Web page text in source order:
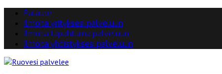
Palaute
Ilmoita yrityksesi palveluun
Ilmoita tapahtuma palveluun
Ilmoita yhdistyksesi palveluun